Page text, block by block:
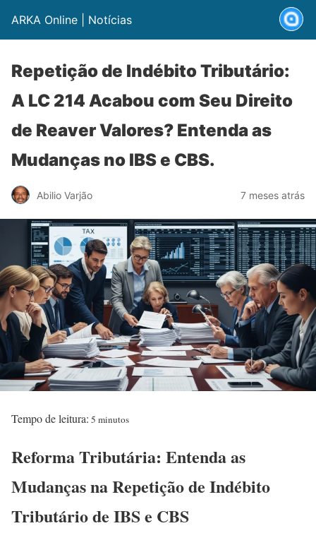
ARKA Online | Notícias
Repetição de Indébito Tributário:
A LC 214 Acabou com Seu Direito
de Reaver Valores? Entenda as
Mudanças no IBS e CBS.
Abilio Varjão 7 meses atrás
Tempo de leitura: 5 minutos
Reforma Tributária: Entenda as
Mudanças na Repetição de Indébito
Tributário de IBS e CBS